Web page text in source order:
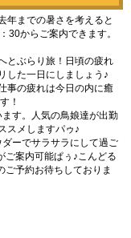
年までの暑さを考えると
30からご案内できます。
とぶらり旅！日頃の疲れ
した一日にしましょう♪
事の疲れは今日の内に癒
！
す。人気の鳥娘達が出勤
スメしますパゥ♪
ーでサラサラにして過ご
ご案内可能ぱぅ♪こんどる
ご予約お待ちしておりま